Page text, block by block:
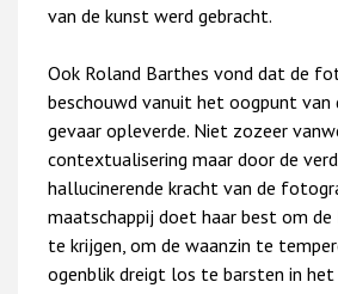
van de kunst werd gebracht.
Ook Roland Barthes vond dat de
beschouwd vanuit het oogpunt van
gevaar opleverde. Niet zozeer
contextualisering maar door de
hallucinerende kracht van de
maatschappij doet haar best om
te krijgen, om de waanzin te
ogenblik dreigt los te barsten in